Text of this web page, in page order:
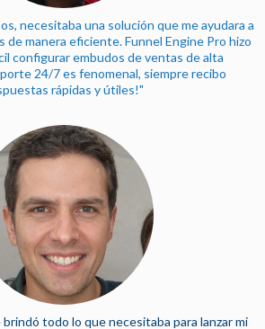
necesitaba una solución que me ayudara a
de manera eficiente. Funnel Engine Pro hizo
configurar embudos de ventas de alta
24/7 es fenomenal, siempre recibo
rápidas y útiles!"
brindó todo lo que necesitaba para lanzar mi